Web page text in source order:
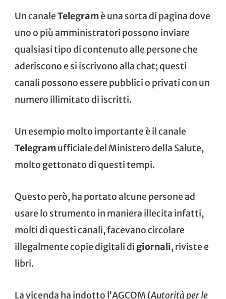
Un canaleTelegramè una sorta di pagina dove
uno o più amministratori possono inviare
qualsiasi tipo di contenuto alle persone che
aderiscono e si iscrivono alla chat; questi
canali possono essere pubblici o privati con un
numero illimitato di iscritti.
Un esempio molto importante è il canale
Telegramufficiale del Ministero della Salute,
molto gettonato di questi tempi.
Questo però, ha portato alcune persone ad
usare lo strumento in maniera illecita infatti,
molti di questi canali, facevano circolare
illegalmente copie digitali di giornali, riviste e
libri.
La vicenda ha indotto l’AGCOM (Autorità per le